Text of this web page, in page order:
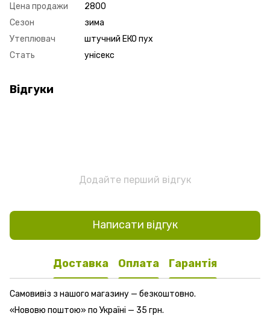
Цена продажи
2800
Сезон
зима
Утеплювач
штучний ЕКО пух
Стать
унісекс
Відгуки
Додайте перший відгук
Написати відгук
Доставка Оплата Гарантія
Самовивіз з нашого магазину — безкоштовно.
«Нововю поштою» по Україні — 35 грн.